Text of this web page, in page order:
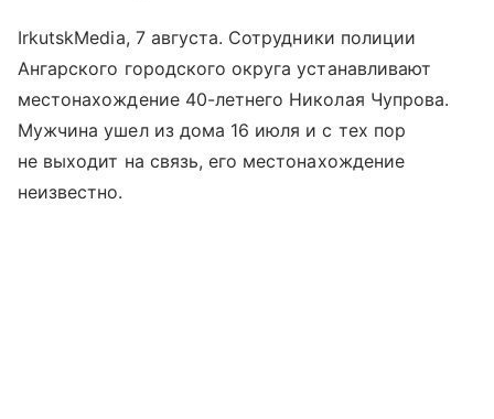
IrkutskMedia, 7 августа. Сотрудники полиции
Ангарского городского округа устанавливают
местонахождение 40-летнего Николая Чупрова.
Мужчина ушел из дома 16 июля и с тех пор
не выходит на связь, его местонахождение
неизвестно.